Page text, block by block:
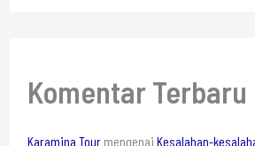
Komentar Terbaru
Karamina Tourmengenai Kesalahan-